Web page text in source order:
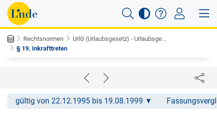
Rechtsnormen
UrlG (Urlaubsgesetz) - Urlaubsge...
§ 19. Inkrafttreten
gültig von 22.12.1995 bis 19.08.1999